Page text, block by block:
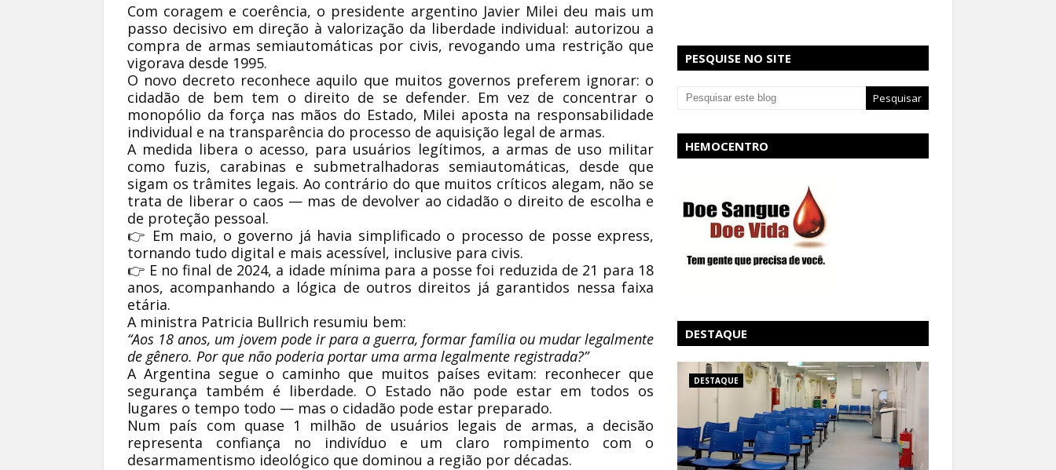
Com coragem e coerência, o presidente argentino Javier Milei deu mais um
passo decisivo em direção à valorização da liberdade individual: autorizou a
compra de armas semiautomáticas por civis, revogando uma restrição que
vigorava desde 1995.
O novo decreto reconhece aquilo que muitos governos preferem ignorar: o
cidadão de bem tem o direito de se defender. Em vez de concentrar o
monopólio da força nas mãos do Estado, Milei aposta na responsabilidade
individual e na transparência do processo de aquisição legal de armas.
A medida libera o acesso, para usuários legítimos, a armas de uso militar
como fuzis, carabinas e submetralhadoras semiautomáticas, desde que
sigam os trâmites legais. Ao contrário do que muitos críticos alegam, não se
trata de liberar o caos — mas de devolver ao cidadão o direito de escolha e
de proteção pessoal.
👉 Em maio, o governo já havia simplificado o processo de posse express,
tornando tudo digital e mais acessível, inclusive para civis.
👉 E no final de 2024, a idade mínima para a posse foi reduzida de 21 para 18
anos, acompanhando a lógica de outros direitos já garantidos nessa faixa
etária.
A ministra Patricia Bullrich resumiu bem:
“Aos 18 anos, um jovem pode ir para a guerra, formar família ou mudar legalmente
de gênero. Por que não poderia portar uma arma legalmente registrada?”
A Argentina segue o caminho que muitos países evitam: reconhecer que
segurança também é liberdade. O Estado não pode estar em todos os
lugares o tempo todo — mas o cidadão pode estar preparado.
Num país com quase 1 milhão de usuários legais de armas, a decisão
representa confiança no indivíduo e um claro rompimento com o
desarmamentismo ideológico que dominou a região por décadas.
PESQUISE NO SITE
HEMOCENTRO
DESTAQUE
DESTAQUE